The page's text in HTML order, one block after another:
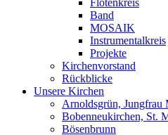
Flötenkreis
Band
MOSAIK
Instrumentalkreis
Projekte
Kirchenvorstand
Rückblicke
Unsere Kirchen
Arnoldsgrün, Jungfrau
Bobenneukirchen, St.
Bösenbrunn